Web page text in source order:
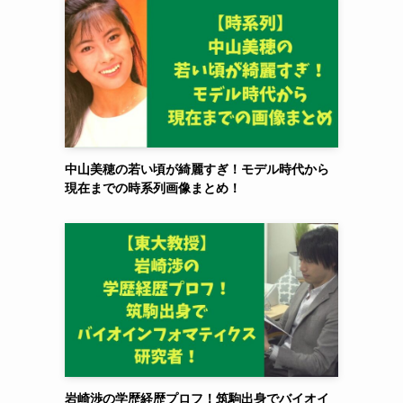
中山美穂の若い頃が綺麗すぎ！モデル時代から
現在までの時系列画像まとめ！
岩崎渉の学歴経歴プロフ！筑駒出身でバイオイ